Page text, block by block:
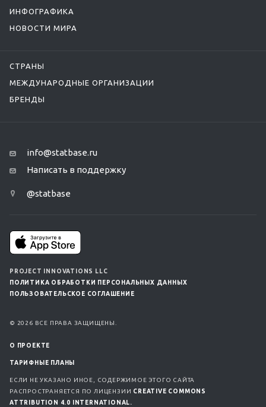
ИНФОГРАФИКА
НОВОСТИ МИРА
СТРАНЫ
МЕЖДУНАРОДНЫЕ ОРГАНИЗАЦИИ
БРЕНДЫ
info@statbase.ru
Написать в поддержку
@statbase
PROJECT INNOVATIONS LLC
ПОЛИТИКА ОБРАБОТКИ ПЕРСОНАЛЬНЫХ ДАННЫХ
ПОЛЬЗОВАТЕЛЬСКОЕ СОГЛАШЕНИЕ
© 2026 ВСЕ ПРАВА ЗАЩИЩЕНЫ.
О ПРОЕКТЕ
ТАРИФНЫЕ ПЛАНЫ
ЕСЛИ НЕ УКАЗАНО ИНОЕ, СОДЕРЖИМОЕ ЭТОГО САЙТА
РАСПРОСТРАНЯЕТСЯ ПО ЛИЦЕНЗИИ CREATIVE COMMONS
ATTRIBUTION 4.0 INTERNATIONAL.